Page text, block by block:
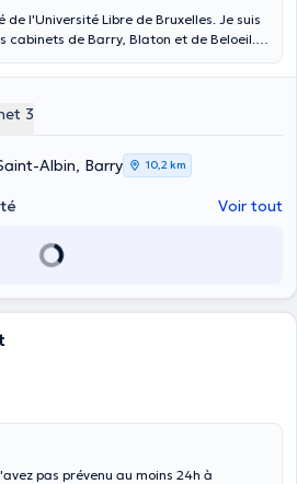
l'Université Libre de Bruxelles. Je suis
cabinets de Barry, Blaton et de Beloeil.
partum ainsi qu'aux enfants de plus de
3
Albin, Barry 10,2 km
Voir tout
pas prévenu au moins 24h à